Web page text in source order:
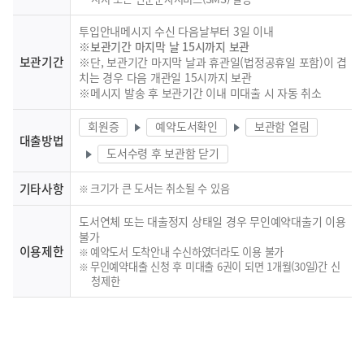
보관기간
투입안내메시지 수신 다음날부터 3일 이내
※보관기간 마지막 날 15시까지 보관
※단, 보관기간 마지막 날과 휴관일(법정공휴일 포함)이 겹
치는 경우 다음 개관일 15시까지 보관
※메시지 발송 후 보관기간 이내 미대출 시 자동 취소
대출방법
회원증 예약도서확인
보관함 열림
도서수령 후 보관함 닫기
기타사항 크기가 큰 도서는 취소될 수 있음
이용제한
도서연체 또는 대출정지 상태일 경우 무인예약대출기 이용
불가
예약도서 도착안내 수신하였더라도 이용 불가
무인예약대출 신청 후 미대출 6권이 되면 1개월(30일)간 신
청제한